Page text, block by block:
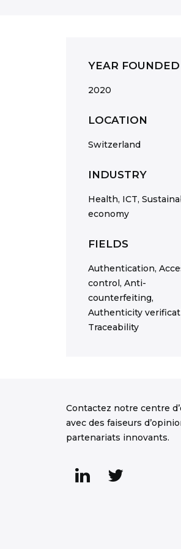
YEAR FOUNDED
2020
LOCATION
Switzerland
INDUSTRY
Health, ICT,
economy
FIELDS
Authentication,
control, Anti-
counterfeiting,
Authenticity
Traceability
Contactez notre centre
avec des faiseurs
partenariats innovants.